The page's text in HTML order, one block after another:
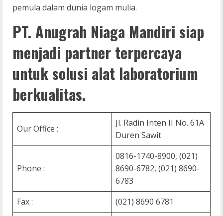
pemula dalam dunia logam mulia.
PT. Anugrah Niaga Mandiri siap
menjadi partner terpercaya
untuk solusi alat laboratorium
berkualitas.
Our Office :
Jl. Radin Inten II No. 61A
Duren Sawit
Phone :
0816-1740-8900, (021)
8690-6782, (021) 8690-
6783
Fax :
(021) 8690 6781